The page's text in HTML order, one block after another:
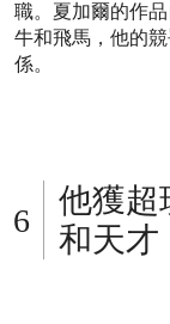
職。夏加爾的作
牛和飛馬，他的
係。
他獲超
和天才